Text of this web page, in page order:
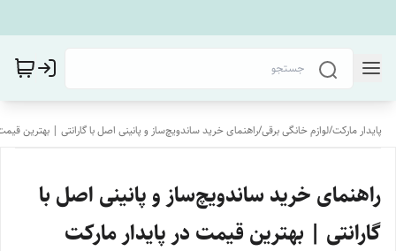
پایدار مارکت/لوازم خانگی برقی/راهنمای خرید ساندویچ‌ساز و پانینی اصل با گارانتی | بهترین
راهنمای خرید ساندویچ‌ساز و پانینی اصل با
گارانتی | بهترین قیمت در پایدار مارکت